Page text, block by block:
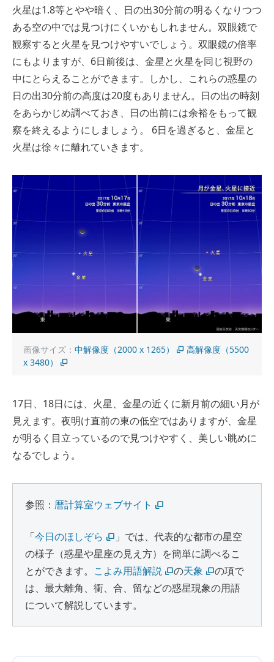
火星は1.8等とやや暗く、日の出30分前の明るくなりつつ
ある空の中では見つけにくいかもしれません。双眼鏡で
観察すると火星を見つけやすいでしょう。双眼鏡の倍率
にもよりますが、6日前後は、金星と火星を同じ視野の
中にとらえることができます。しかし、これらの惑星の
日の出30分前の高度は20度もありません。日の出の時刻
をあらかじめ調べておき、日の出前には余裕をもって観
察を終えるようにしましょう。 6日を過ぎると、金星と
火星は徐々に離れていきます。
画像サイズ： 中解像度（2000 x 1265）
高解像度（5500
x 3480）
17日、18日には、火星、金星の近くに新月前の細い月が
見えます。夜明け直前の東の低空ではありますが、金星
が明るく目立っているので見つけやすく、美しい眺めに
なるでしょう。
参照： 暦計算室ウェブサイト
「今日のほしぞら
」では、代表的な都市の星空
の様子（惑星や星座の見え方）を簡単に調べるこ
とができます。 こよみ用語解説 の天象
の項で
は、最大離角、衝、合、留などの惑星現象の用語
について解説しています。